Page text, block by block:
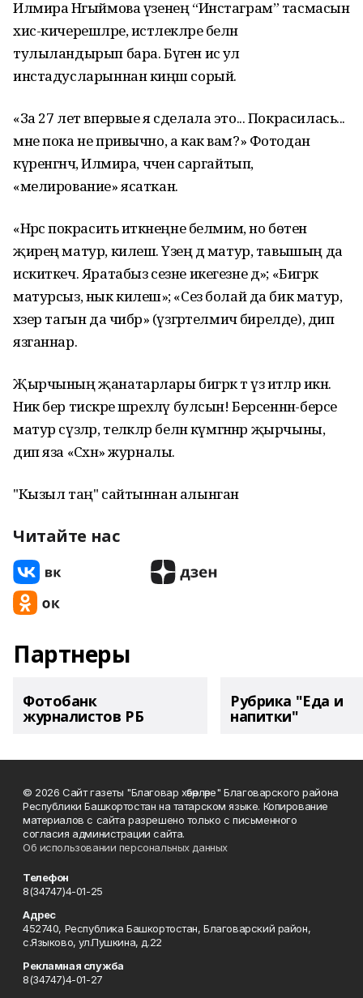
Илмира Нәгыймова үзенең “Инстаграм” тасмасын
хис-кичерешләре, истәлекләре белән
тулыландырып бара. Бүген исә ул
инстадусларыннан киңәш сорый.
«За 27 лет впервые я сделала это... Покрасилась...
мне пока не привычно, а как вам?» Фотодан
күренгәнчә, Илмира, чәчен саргайтып,
«мелирование» ясаткан.
«Нәрсә покрасить иткәнеңне белмим, но бөтен
җирең матур, килешә. Үзең дә матур, тавышың да
искиткеч. Яратабыз сезне икегезне дә»; «Бигрәк
матурсыз, нык килешә»; «Сез болай да бик матур,
хәзер тагын да чибәр» (үзгәртелмичә бирелде), дип
язганнар.
Җырчының җанатарлары бигрәк тә үз итәләр икән.
Ник бер тискәре шәрехләү булсын! Берсеннән-берсе
матур сүзләр, теләкләр белән күмгәннәр җырчыны,
дип яза «Сәхнә» журналы.
"Кызыл таң" сайтыннан алынган
Читайте нас
Партнеры
Фотобанк
журналистов РБ
Рубрика "Еда и
напитки"
© 2026 Сайт газеты "Благовар хәбәрләре" Благоварского района
Республики Башкортостан на татарском языке. Копирование
материалов с сайта разрешено только с письменного
согласия администрации сайта.
Об использовании персональных данных
Телефон
8(34747)4-01-25
Адрес
452740, Республика Башкортостан, Благоварский район,
с.Языково, ул.Пушкина, д.22
Рекламная служба
8(34747)4-01-27